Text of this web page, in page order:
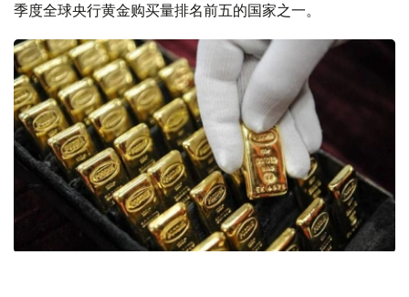
季度全球央行黄金购买量排名前五的国家之一。